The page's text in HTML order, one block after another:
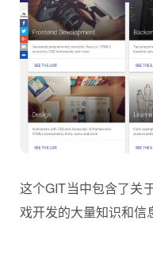
这个GIT当中包含了关
戏开发的大量知识和信